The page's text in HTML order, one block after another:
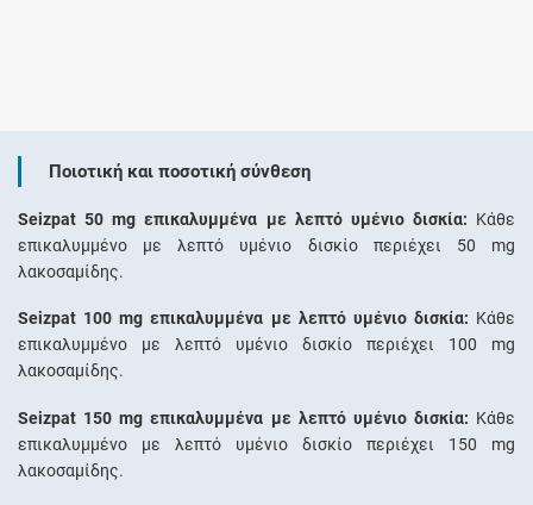
Ποιοτική και ποσοτική σύνθεση
Seizpat 50 mg επικαλυμμένα με λεπτό υμένιο δισκία: Κάθε
επικαλυμμένο με λεπτό υμένιο δισκίο περιέχει 50 mg
λακοσαμίδης.
Seizpat 100 mg επικαλυμμένα με λεπτό υμένιο δισκία: Κάθε
επικαλυμμένο με λεπτό υμένιο δισκίο περιέχει 100 mg
λακοσαμίδης.
Seizpat 150 mg επικαλυμμένα με λεπτό υμένιο δισκία: Κάθε
επικαλυμμένο με λεπτό υμένιο δισκίο περιέχει 150 mg
λακοσαμίδης.